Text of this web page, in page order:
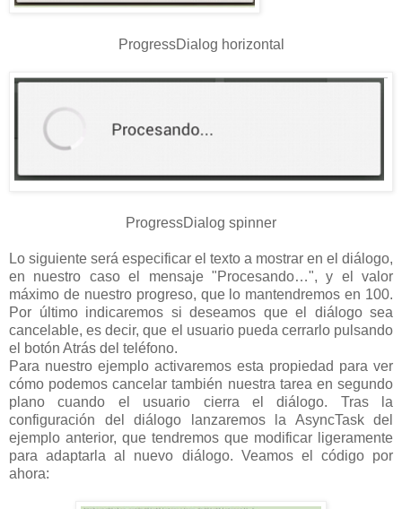
ProgressDialog horizontal
ProgressDialog spinner
Lo siguiente será especificar el texto a mostrar en el diálogo,
en nuestro caso el mensaje "Procesando…", y el valor
máximo de nuestro progreso, que lo mantendremos en 100.
Por último indicaremos si deseamos que el diálogo sea
cancelable, es decir, que el usuario pueda cerrarlo pulsando
el botón Atrás del teléfono.
Para nuestro ejemplo activaremos esta propiedad para ver
cómo podemos cancelar también nuestra tarea en segundo
plano cuando el usuario cierra el diálogo. Tras la
configuración del diálogo lanzaremos la AsyncTask del
ejemplo anterior, que tendremos que modificar ligeramente
para adaptarla al nuevo diálogo. Veamos el código por
ahora: